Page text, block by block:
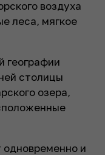
воздуха
леса, мягкое
географии
столицы
озера,
одновременно и